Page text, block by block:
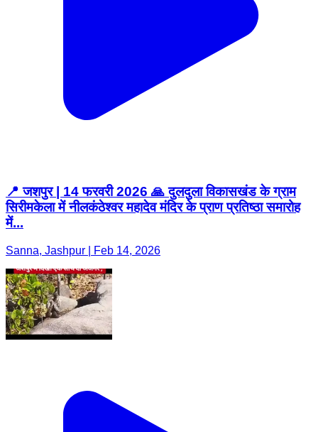
📍 जशपुर | 14 फरवरी 2026 🙏 दुलदुला विकासखंड के ग्राम
सिरीमकेला में नीलकंठेश्वर महादेव मंदिर के प्राण प्रतिष्ठा समारोह
में...
Sanna, Jashpur | Feb 14, 2026